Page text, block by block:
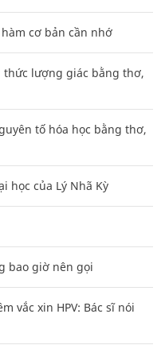
cơ bản cần nhớ
thức lượng giác bằng thơ,
tố hóa học bằng thơ,
học của Lý Nhã Kỳ
bao giờ nên gọi
vắc xin HPV: Bác sĩ nói